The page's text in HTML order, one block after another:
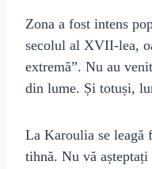
Zona a fost intens
secolul al XVII‑lea,
extremă”. Nu au
din lume. Și totuși,
La Karoulia se leagă
tihnă. Nu vă